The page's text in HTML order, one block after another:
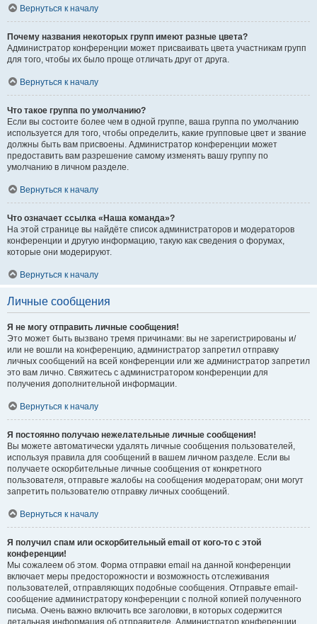
Вернуться к началу
Почему названия некоторых групп имеют разные цвета?
Администратор конференции может присваивать цвета участникам групп
для того, чтобы их было проще отличать друг от друга.
Вернуться к началу
Что такое группа по умолчанию?
Если вы состоите более чем в одной группе, ваша группа по умолчанию
используется для того, чтобы определить, какие групповые цвет и звание
должны быть вам присвоены. Администратор конференции может
предоставить вам разрешение самому изменять вашу группу по
умолчанию в личном разделе.
Вернуться к началу
Что означает ссылка «Наша команда»?
На этой странице вы найдёте список администраторов и модераторов
конференции и другую информацию, такую как сведения о форумах,
которые они модерируют.
Вернуться к началу
Личные сообщения
Я не могу отправить личные сообщения!
Это может быть вызвано тремя причинами: вы не зарегистрированы и/
или не вошли на конференцию, администратор запретил отправку
личных сообщений на всей конференции или же администратор запретил
это вам лично. Свяжитесь с администратором конференции для
получения дополнительной информации.
Вернуться к началу
Я постоянно получаю нежелательные личные сообщения!
Вы можете автоматически удалять личные сообщения пользователей,
используя правила для сообщений в вашем личном разделе. Если вы
получаете оскорбительные личные сообщения от конкретного
пользователя, отправьте жалобы на сообщения модераторам; они могут
запретить пользователю отправку личных сообщений.
Вернуться к началу
Я получил спам или оскорбительный email от кого-то с этой
конференции!
Мы сожалеем об этом. Форма отправки email на данной конференции
включает меры предосторожности и возможность отслеживания
пользователей, отправляющих подобные сообщения. Отправьте email-
сообщение администратору конференции с полной копией полученного
письма. Очень важно включить все заголовки, в которых содержится
детальная информация об отправителе. Администратор конференции